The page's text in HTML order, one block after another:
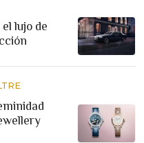
lujo de